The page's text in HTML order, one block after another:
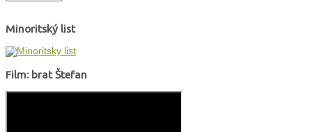
Minoritský list
Film: brat Štefan